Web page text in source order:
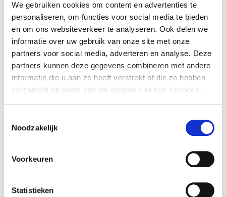
We gebruiken cookies om content en advertenties te
personaliseren, om functies voor social media te bieden
en om ons websiteverkeer te analyseren. Ook delen we
informatie over uw gebruik van onze site met onze
partners voor social media, adverteren en analyse. Deze
partners kunnen deze gegevens combineren met andere
informatie die u aan ze heeft verstrekt of die ze hebben
verzameld op basis van uw gebruik van hun services.
Noodzakelijk
Voorkeuren
Statistieken
Waar vind ik mijn facturen, btw-documenten en
onkostennota’s?
Log in via Ga naar de websitewww.waowdeals.com
en log in.
Klik in het menu op‘Invoice’
transacties
Hoe bekijk of exporteer ik mijn transacties of